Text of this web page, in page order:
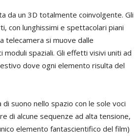
da un 3D totalmente coinvolgente. Gli
con lunghissimi e spettacolari piani
telecamera si muove dalle
spaziali. Gli effetti visivi uniti ad
dove ogni elemento risulta del
suono nello spazio con le sole voci
di alcune sequenze ad alta tensione,
elemento fantascientifico del film)